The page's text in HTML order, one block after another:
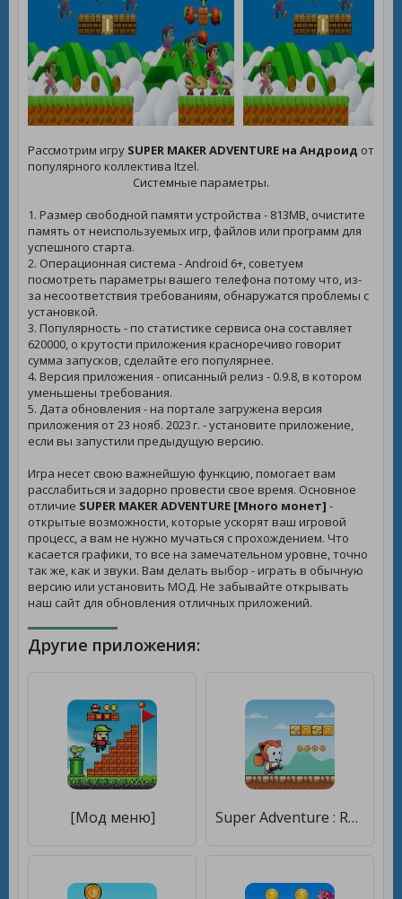
Рассмотрим игру SUPER MAKER ADVENTURE на Андроид от
популярного коллектива Itzel.
Системные параметры.
1. Размер свободной памяти устройства - 813MB, очистите
память от неиспользуемых игр, файлов или программ для
успешного старта.
2. Операционная система - Android 6+, советуем
посмотреть параметры вашего телефона потому что, из-
за несоответствия требованиям, обнаружатся проблемы с
установкой.
3. Популярность - по статистике сервиса она составляет
620000, о крутости приложения красноречиво говорит
сумма запусков, сделайте его популярнее.
4. Версия приложения - описанный релиз - 0.9.8, в котором
уменьшены требования.
5. Дата обновления - на портале загружена версия
приложения от 23 нояб. 2023 г. - установите приложение,
если вы запустили предыдущую версию.
Игра несет свою важнейшую функцию, помогает вам
расслабиться и задорно провести свое время. Основное
отличие SUPER MAKER ADVENTURE [Много монет] -
открытые возможности, которые ускорят ваш игровой
процесс, а вам не нужно мучаться с прохождением. Что
касается графики, то все на замечательном уровне, точно
так же, как и звуки. Вам делать выбор - играть в обычную
версию или установить МОД. Не забывайте открывать
наш сайт для обновления отличных приложений.
Другие приложения:
[Мод меню] Super Adventure : Run and Jump [Бесплатные покупки]